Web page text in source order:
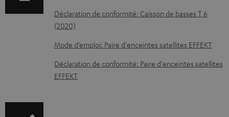
t
t
é
l
Déclaration de conformité: Caisson de basses T 6
(2020)
Mode d’emploi: Paire d'enceintes satellites EFFEKT
Déclaration de conformité: Paire d'enceintes satellites
EFFEKT